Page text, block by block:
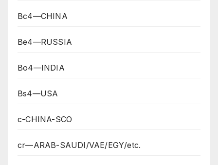
Bc4—CHINA
Be4—RUSSIA
Bo4—INDIA
Bs4—USA
c-CHINA-SCO
cr—ARAB-SAUDI/VAE/EGY/etc.